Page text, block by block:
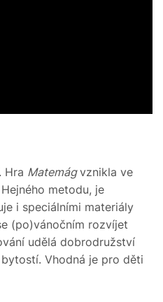
Hra Matemágvznikla ve
metodu, je
i speciálními materiály
(po)vánočním rozvíjet
udělá dobrodružství
Vhodná je pro děti